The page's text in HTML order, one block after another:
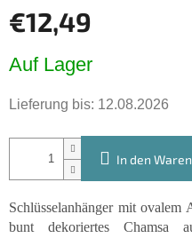
€12,49
Auf Lager
Lieferung bis: 12.08.2026
In den
Schlüsselanhänger mit ovalem
bunt dekoriertes Chamsa